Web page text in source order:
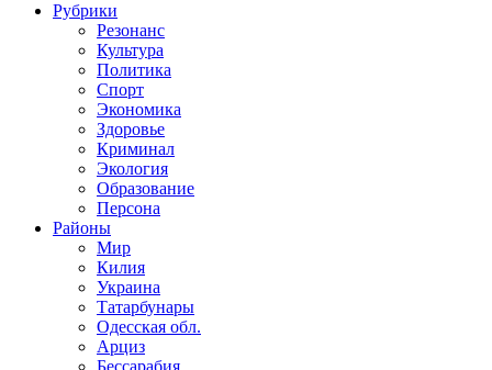
Рубрики
Резонанс
Культура
Политика
Спорт
Экономика
Здоровье
Криминал
Экология
Образование
Персона
Районы
Мир
Килия
Украина
Татарбунары
Одесская обл.
Арциз
Бессарабия